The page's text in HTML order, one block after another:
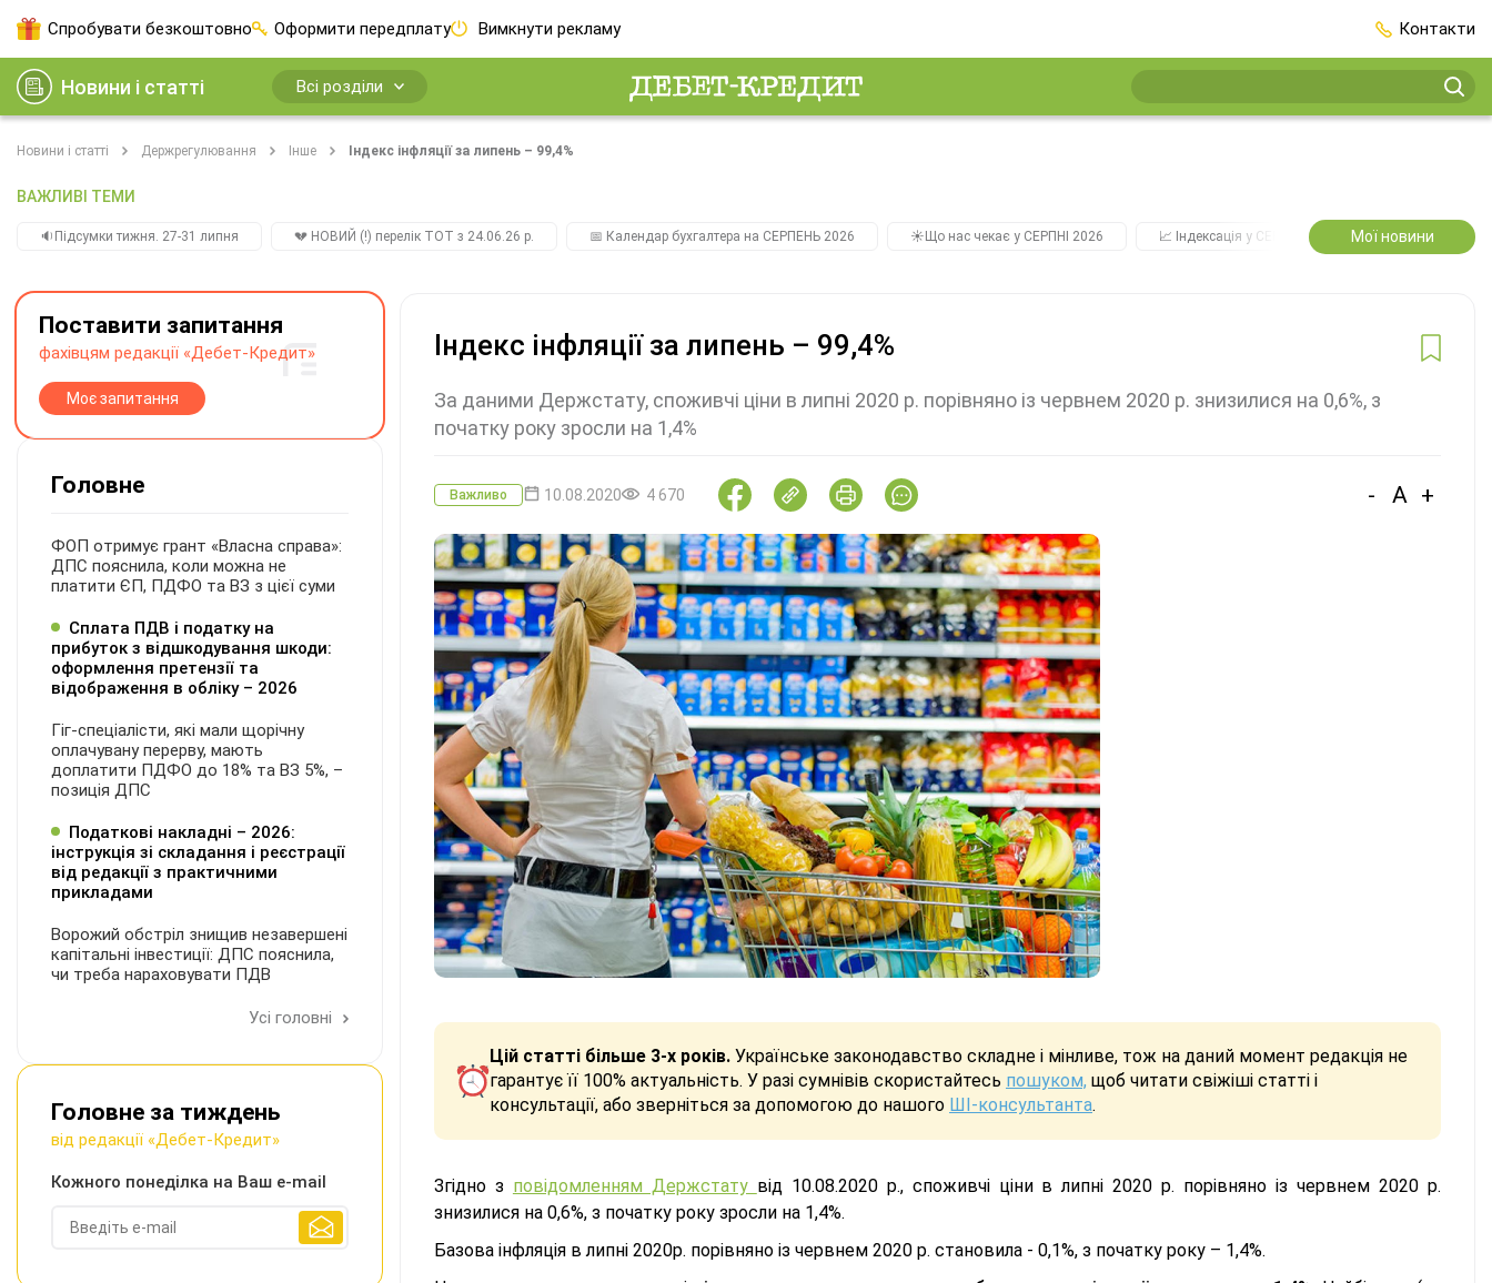
Спробувати безкоштовно Оформити передплату Вимкнути рекламу Контакти
Новини і статті Всі розділи
Новини і статті Держрегулювання Інше Індекс інфляції за липень – 99,4%
ВАЖЛИВІ ТЕМИ
🔉Підсумки тижня. 27-31 липня 💔 НОВИЙ (!) перелік ТОТ з 24.06.26 р. 📅 Календар бухгалтера на СЕРПЕНЬ 2026 ☀️Що нас чекає у СЕРПНІ 2026 📈 Індексація у СЕРПНІ 2️⃣0️⃣2️⃣7️⃣ Усі
Мої новини
Індекс інфляції за липень – 99,4%
За даними Держстату, споживчі ціни в липні 2020 р. порівняно із червнем 2020 р. знизилися на 0,6%, з
початку року зросли на 1,4%
Важливо 10.08.2020 4 670 - A +
Цій статті більше 3-х років. Українське законодавство складне і мінливе, тож на даний момент редакція не
гарантує її 100% актуальність. У разі сумнівів скористайтесь пошуком, щоб читати свіжіші статті і
консультації, або зверніться за допомогою до нашого ШІ-консультанта.
Згідно з повідомленням Держстату від 10.08.2020 р., споживчі ціни в липні 2020 р. порівняно із червнем 2020 р.
знизилися на 0,6%, з початку року зросли на 1,4%.
Базова інфляція в липні 2020р. порівняно із червнем 2020 р. становила - 0,1%, з початку року – 1,4%.
Поставити запитання
фахівцям редакції «Дебет-Кредит»
Моє запитання
Головне
ФОП отримує грант «Власна справа»:
ДПС пояснила, коли можна не
платити ЄП, ПДФО та ВЗ з цієї суми
Сплата ПДВ і податку на
прибуток з відшкодування шкоди:
оформлення претензії та
відображення в обліку – 2026
Гіг-спеціалісти, які мали щорічну
оплачувану перерву, мають
доплатити ПДФО до 18% та ВЗ 5%, –
позиція ДПС
Податкові накладні – 2026:
інструкція зі складання і реєстрації
від редакції з практичними
прикладами
Ворожий обстріл знищив незавершені
капітальні інвестиції: ДПС пояснила,
чи треба нараховувати ПДВ
Усі головні
Головне за тиждень
від редакції «Дебет-Кредит»
Кожного понеділка на Ваш e-mail